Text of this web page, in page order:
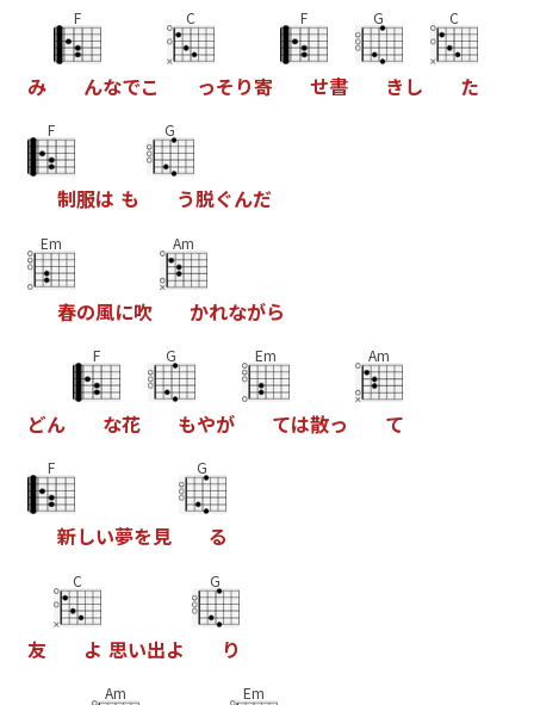
み
F
んなでこ
C
っそ り寄
F
せ書
G
き し
C
た
F
制服は も
G
う脱ぐんだ
Em
春の風に吹
Am
かれながら
どん
F
な花
G
もやが
Em
ては散っ
Am
て
F
新しい夢を見
G
る
友
C
よ 思い出よ
G
り
Am Em